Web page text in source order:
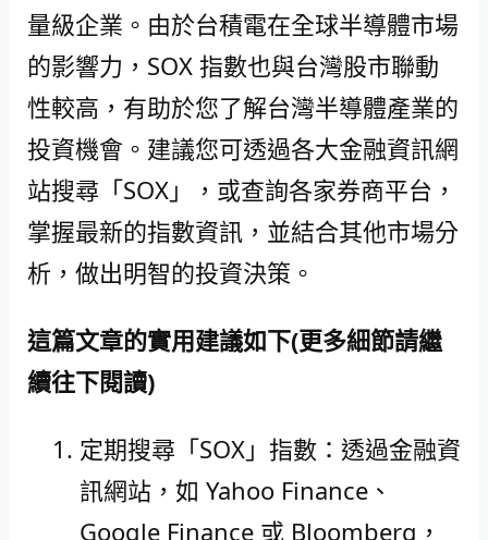
量級企業。由於台積電在全球半導體市場
的影響力，SOX 指數也與台灣股市聯動
性較高，有助於您了解台灣半導體產業的
投資機會。建議您可透過各大金融資訊網
站搜尋「SOX」，或查詢各家券商平台，
掌握最新的指數資訊，並結合其他市場分
析，做出明智的投資決策。
這篇文章的實用建議如下(更多細節請繼
續往下閱讀)
定期搜尋「SOX」指數：透過金融資
訊網站，如 Yahoo Finance、
Google Finance 或 Bloomberg，